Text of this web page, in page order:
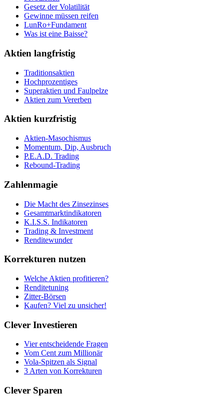
Gesetz der Volatilität
Gewinne müssen reifen
LunRo+Fundament
Was ist eine Baisse?
Aktien langfristig
Traditionsaktien
Hochprozentiges
Superaktien und Faulpelze
Aktien zum Vererben
Aktien kurzfristig
Aktien-Masochismus
Momentum, Dip, Ausbruch
P.E.A.D. Trading
Rebound-Trading
Zahlenmagie
Die Macht des Zinsezinses
Gesamtmarktindikatoren
K.I.S.S. Indikatoren
Trading & Investment
Renditewunder
Korrekturen nutzen
Welche Aktien profitieren?
Renditetuning
Zitter-Börsen
Kaufen? Viel zu unsicher!
Clever Investieren
Vier entscheidende Fragen
Vom Cent zum Millionär
Vola-Spitzen als Signal
3 Arten von Korrekturen
Clever Sparen